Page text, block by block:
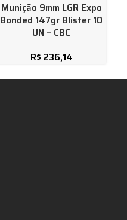
Munição 9mm LGR Expo
Bonded 147gr Blister 10
UN – CBC
R$ 236,14